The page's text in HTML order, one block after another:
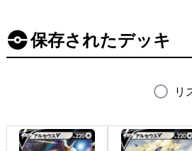
保存されたデッキ
リ